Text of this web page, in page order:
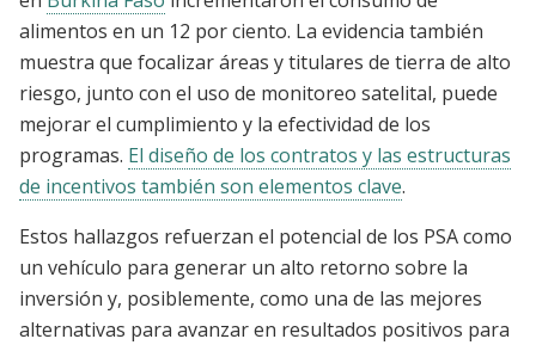
alimentos en un 12 por ciento. La evidencia también
muestra que focalizar áreas y titulares de tierra de alto
riesgo, junto con el uso de monitoreo satelital, puede
mejorar el cumplimiento y la efectividad de los
programas. El diseño de los contratos y las estructuras
de incentivos también son elementos clave.
Estos hallazgos refuerzan el potencial de los PSA como
un vehículo para generar un alto retorno sobre la
inversión y, posiblemente, como una de las mejores
alternativas para avanzar en resultados positivos para